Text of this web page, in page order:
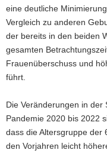
eine deutliche
Vergleich zu anderen
der bereits in den beiden
gesamten
Frauenüberschuss und
führt.
Die Veränderungen in der
Pandemie 2020 bis 2022
dass die Altersgruppe der
den Vorjahren leicht